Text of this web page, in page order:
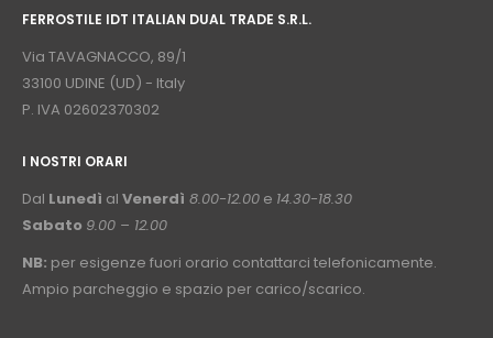
FERROSTILE IDT ITALIAN DUAL TRADE S.R.L.
Via TAVAGNACCO, 89/1
33100 UDINE (UD) - Italy
P. IVA 02602370302
I NOSTRI ORARI
Dal Lunedì al Venerdì 8.00-12.00 e 14.30-18.30
Sabato 9.00 – 12.00
NB: per esigenze fuori orario contattarci telefonicamente.
Ampio parcheggio e spazio per carico/scarico.